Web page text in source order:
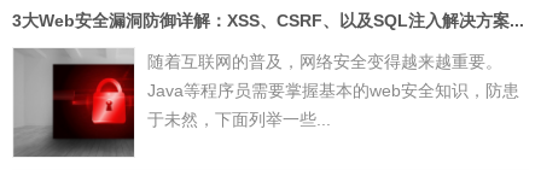
3大Web安全漏洞防御详解：XSS、CSRF、以及SQL注入解决方案...
随着互联网的普及，网络安全变得越来越重要。
Java等程序员需要掌握基本的web安全知识，防患
于未然，下面列举一些...